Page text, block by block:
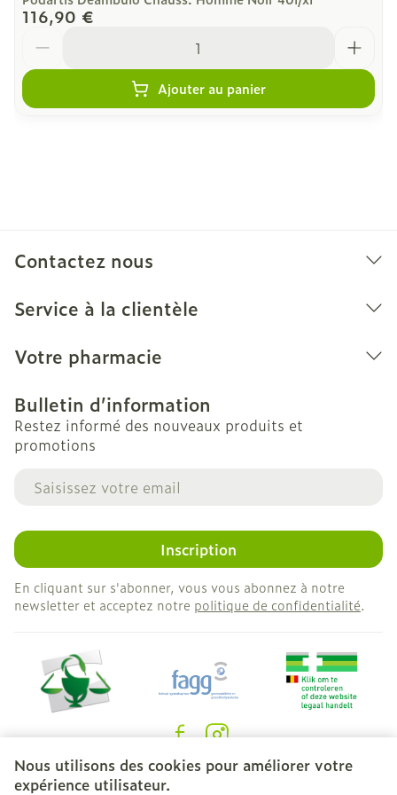
Nous utilisons des cookies pour améliorer votre
expérience utilisateur.
116,90 €
Ajouter au panier
Contactez nous
Service à la clientèle
Votre pharmacie
Bulletin d’information
Restez informé des nouveaux produits et
promotions
Adresse mail
Inscription
En cliquant sur s'abonner, vous vous abonnez à notre
newsletter et acceptez notre politique de confidentialité.
Liens légaux